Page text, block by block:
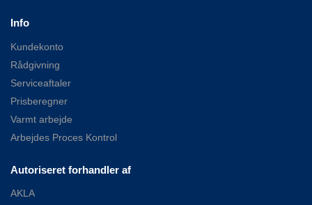
Info
Kundekonto
Rådgivning
Serviceaftaler
Prisberegner
Varmt arbejde
Arbejdes Proces Kontrol
Autoriseret forhandler af
AKLA